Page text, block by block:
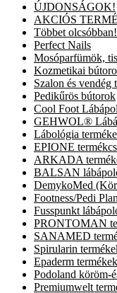
ÚJDONSÁGOK!
AKCIÓS
Többet olcsóbban!
Perfect Nails
Mosóparfümök,
Kozmetikai
Szalon és vendég
Pedikűrös bútorok
Cool Foot
GEHWOL®
Lábológia
EPIONE
ARKADA
BALSAN
DemykoMed
Footness/Pedi
Fusspunkt
PRONTOMAN
SANAMED
Spirularin
Epaderm termékek
Podoland köröm-
Premiumwelt